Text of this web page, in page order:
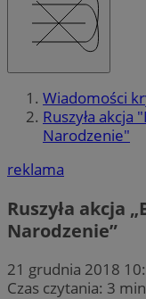
Wiadomości
Ruszyła akcja
Narodzenie"
reklama
Ruszyła akcja
Narodzenie”
21 grudnia 2018
Czas czytania: 3